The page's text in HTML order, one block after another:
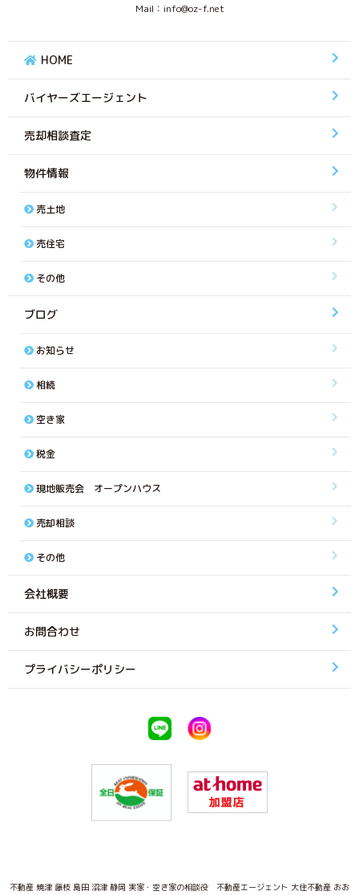
Mail：info@oz-f.net
HOME
バイヤーズエージェント
売却相談査定
物件情報
売土地
売住宅
その他
ブログ
お知らせ
相続
空き家
税金
現地販売会 オープンハウス
売却相談
その他
会社概要
お問合わせ
プライバシーポリシー
不動産 焼津 藤枝 島田 沼津 静岡 実家・空き家の相談役 不動産エージェント 大住不動産 おお